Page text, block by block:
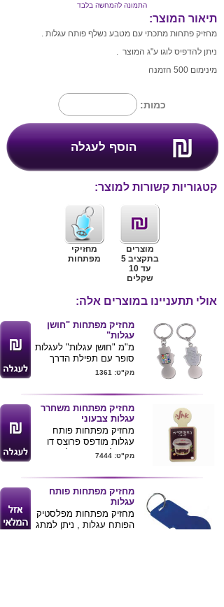
התמונה להמחשה בלבד
תיאור המוצר:
מחזיק פתחות מתכתי עם מטבע נשלף פותח עגלות .
ניתן להדפיס לוגו ע"ג המוצר .
מינימום 500 הזמנה
כמות:
קטגוריות קשורות למוצר:
מוצרים
בתקציב 5
עד 10
שקלים
מחזיקי
מפתחות
אולי תתעניינו במוצרים אלה:
מחזיק מפתחות "חושן
עגלות"
מ"מ "חושן עגלות" לעגלות
סופר עם תפילת הדרך
מגיע באריזת קרטון שחורה
לרכישת מוצר
זה בכמויות
בודדות ומשלוח
עד הבית לחצ/י
כאן
מק"ט: 1361
מחזיק מפתחות משחרר
עגלות צבעוני
מחזיק מפתחות פותח
עגלות מודפס פרוצס דו
צדדי לפי עיצוב הלקוח ,
בכנסים ותערוכות ולדיוור
ישיר במעטפות .
מידות : 3.8X8 ס"מ .
חומר פוליפורפילן 0.8
מ"מ
המוצר אינו מגיע עם
מק"ט: 7444
מחזיק מפתחות פותח
עגלות
מחזיק מפתחות מפלסטיק
הפותח עגלות , ניתן למתג